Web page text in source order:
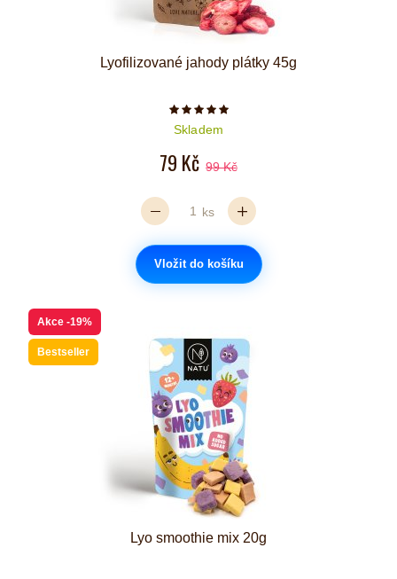
Lyofilizované jahody plátky 45g
Počet hvězdiček je 5 z 5
Skladem
79 Kč 99 Kč
ks
Vložit do košíku
Akce -19%
Bestseller
Lyo smoothie mix 20g